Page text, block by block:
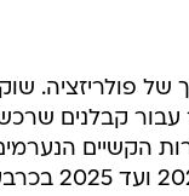
פולריזציה. שוק
עבור קבלנים
הקשיים